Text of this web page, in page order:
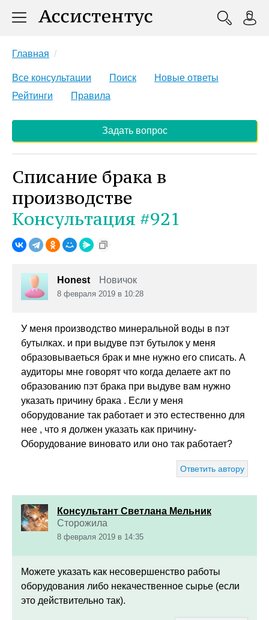
Главная
Все консультации Поиск
Новые ответы
Рейтинги
Правила
Задать вопрос
Списание брака в
производстве
Консультация #921
Honest Новичок
8 февраля 2019 в 10:28
У меня производство минеральной воды в пэт
бутылках. и при выдуве пэт бутылок у меня
образовываеться брак и мне нужно его списать. А
аудиторы мне говорят что когда делаете акт по
образованию пэт брака при выдуве вам нужно
указать причину брака . Если у меня
оборудование так работает и это естественно для
нее , что я должен указать как причину-
Оборудование виновато или оно так работает?
Ответить автору
Консультант Светлана Мельник
Сторожила
8 февраля 2019 в 14:35
Можете указать как несовершенство работы
оборудования либо некачественное сырье (если
это действительно так).